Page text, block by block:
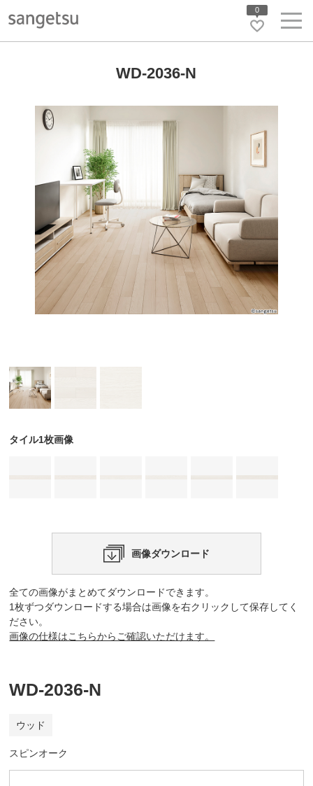
0
WD-2036-N
タイル1枚画像
画像ダウンロード
全ての画像がまとめてダウンロードできます。
1枚ずつダウンロードする場合は画像を右クリックして保存してく
ださい。
画像の仕様はこちらからご確認いただけます。
WD-2036-N
ウッド
スピンオーク